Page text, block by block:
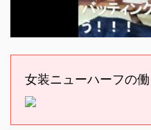
女装ニューハーフの